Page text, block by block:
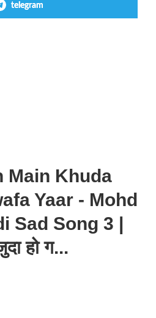
telegram
Main Khuda
Yaar - Mohd
Sad Song 3 |
हो ग...